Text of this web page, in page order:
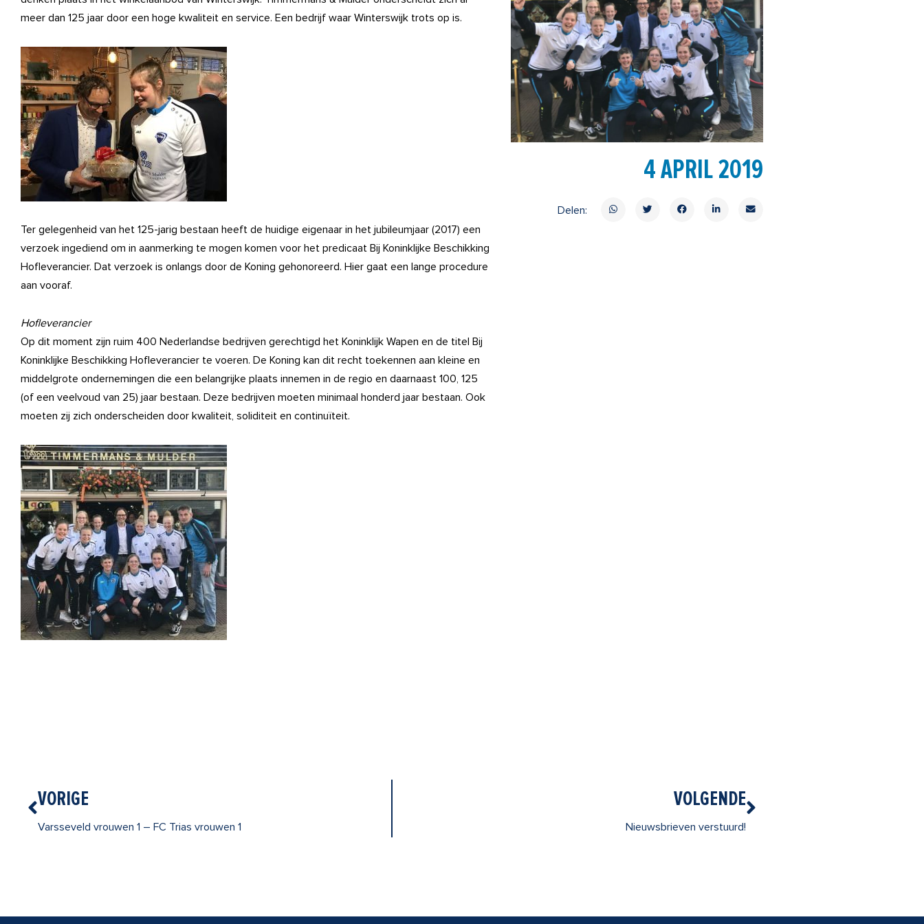
meer dan 125 jaar door een hoge kwaliteit en service. Een bedrijf waar Winterswijk trots op is.
Ter gelegenheid van het 125-jarig bestaan heeft de huidige eigenaar in het jubileumjaar (2017) een
verzoek ingediend om in aanmerking te mogen komen voor het predicaat Bij Koninklijke Beschikking
Hofleverancier. Dat verzoek is onlangs door de Koning gehonoreerd. Hier gaat een lange procedure
aan vooraf.
Hofleverancier
Op dit moment zijn ruim 400 Nederlandse bedrijven gerechtigd het Koninklijk Wapen en de titel Bij
Koninklijke Beschikking Hofleverancier te voeren. De Koning kan dit recht toekennen aan kleine en
middelgrote ondernemingen die een belangrijke plaats innemen in de regio en daarnaast 100, 125
(of een veelvoud van 25) jaar bestaan. Deze bedrijven moeten minimaal honderd jaar bestaan. Ook
moeten zij zich onderscheiden door kwaliteit, soliditeit en continuïteit.
4 APRIL 2019
Delen:
Vorige
VORIGE
Varsseveld vrouwen 1 – FC Trias vrouwen 1
VOLGENDE
Nieuwsbrieven verstuurd!
Volgende